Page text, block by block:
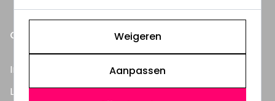
ONZE PRODUCTEN
Inbouwspots
LED Lampen
Weigeren
Aanpassen